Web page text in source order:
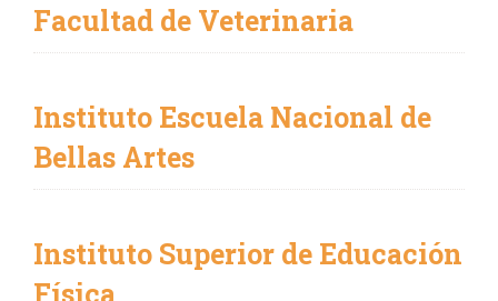
Facultad de Veterinaria
Instituto Escuela Nacional de
Bellas Artes
Instituto Superior de Educación
Física